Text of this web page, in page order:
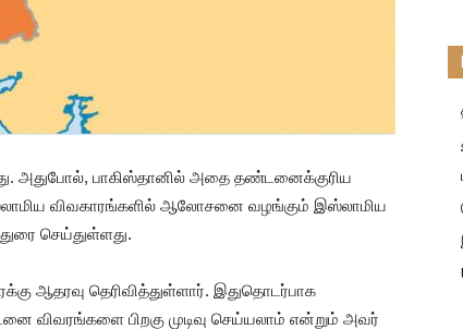
அதுபோல், பாகிஸ்தானில் அதை தண்டனைக்குரிய
விவகாரங்களில் ஆலோசனை வழங்கும் இஸ்லாமிய
செய்துள்ளது.
ஆதரவு தெரிவித்துள்ளார். இதுதொடர்பாக
விவரங்களை பிறகு முடிவு செய்யலாம் என்றும் அவர்